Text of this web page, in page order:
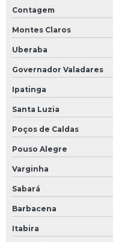
Isolamento térmico
Manutenção de chiller
Manutenção
Manutenção em
Manutenção em
Mapeamento 3d de
Mapeamento de
Mapeamento de
Modernização de
Montagem de
Contagem
Montes Claros
Uberaba
Governador Valadares
Ipatinga
Santa Luzia
Poços de Caldas
Pouso Alegre
Varginha
Sabará
Barbacena
Itabira